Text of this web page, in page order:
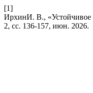
[1]
ИрхинИ. В., «Устойчивое
2, сс. 136-157, июн. 2026.